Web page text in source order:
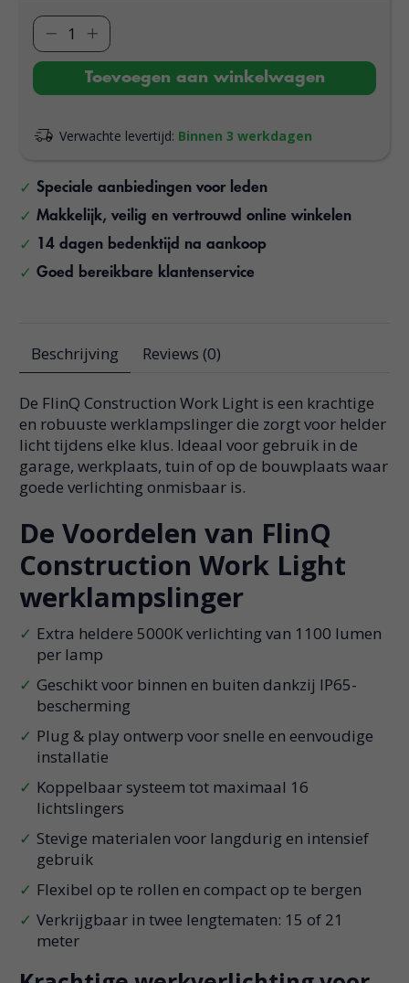
Toevoegen aan winkelwagen
Verwachte levertijd: Binnen 3 werkdagen
Speciale aanbiedingen voor leden
Makkelijk, veilig en vertrouwd online winkelen
14 dagen bedenktijd na aankoop
Goed bereikbare klantenservice
Beschrijving Reviews (0)
De FlinQ Construction Work Light is een krachtige
en robuuste werklampslinger die zorgt voor helder
licht tijdens elke klus. Ideaal voor gebruik in de
garage, werkplaats, tuin of op de bouwplaats waar
goede verlichting onmisbaar is.
De Voordelen van FlinQ
Construction Work Light
werklampslinger
Extra heldere 5000K verlichting van 1100 lumen
per lamp
Geschikt voor binnen en buiten dankzij IP65-
bescherming
Plug & play ontwerp voor snelle en eenvoudige
installatie
Koppelbaar systeem tot maximaal 16
lichtslingers
Stevige materialen voor langdurig en intensief
gebruik
Flexibel op te rollen en compact op te bergen
Verkrijgbaar in twee lengtematen: 15 of 21
meter